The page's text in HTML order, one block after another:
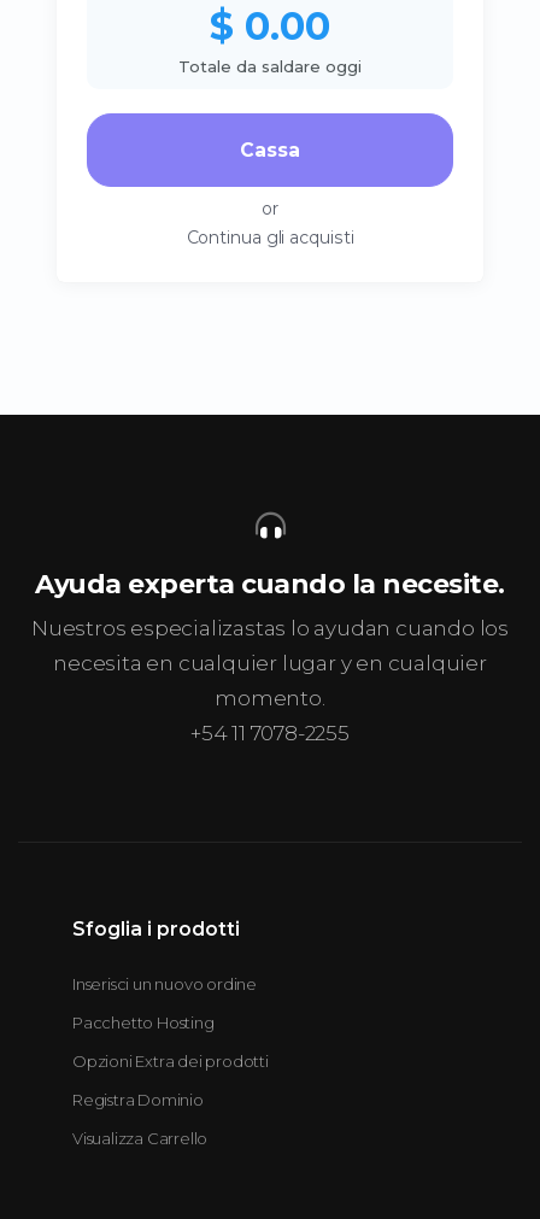
$ 0.00
Totale da saldare oggi
Cassa
or
Continua gli acquisti
Ayuda experta cuando la necesite.
Nuestros especializastas lo ayudan cuando los
necesita en cualquier lugar y en cualquier
momento.
+54 11 7078-2255
Sfoglia i prodotti
Inserisci un nuovo ordine
Pacchetto Hosting
Opzioni Extra dei prodotti
Registra Dominio
Visualizza Carrello